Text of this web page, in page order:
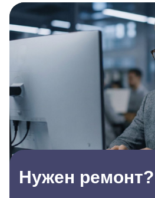
Нужен ремонт?